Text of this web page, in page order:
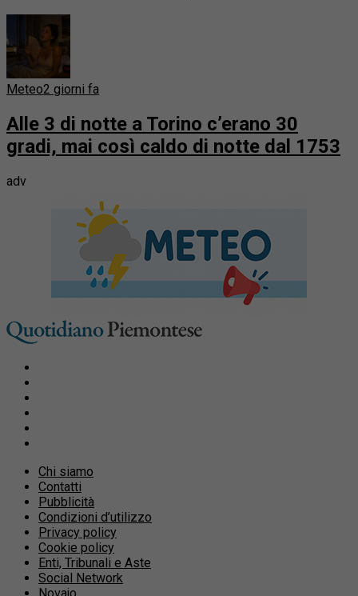
Meteo2 giorni fa
Alle 3 di notte a Torino c’erano 30
gradi, mai così caldo di notte dal 1753
adv
Chi siamo
Contatti
Pubblicità
Condizioni d’utilizzo
Privacy policy
Cookie policy
Enti, Tribunali e Aste
Social Network